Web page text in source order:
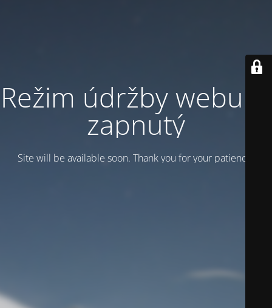
Režim údržby webu je
zapnutý
Site will be available soon. Thank you for your patience!